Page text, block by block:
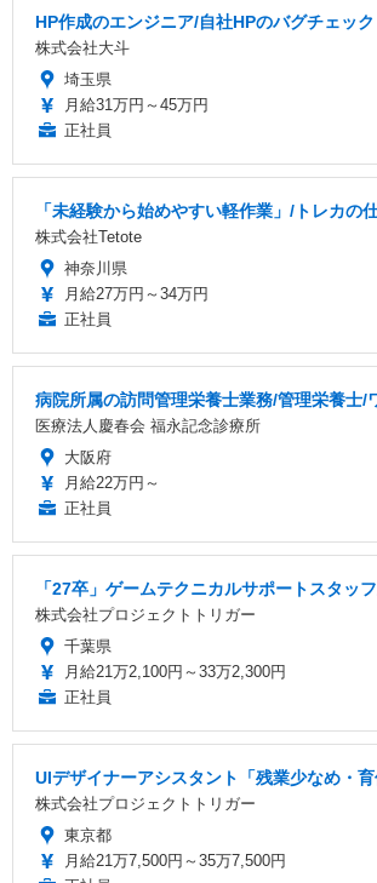
HP作成のエンジニア/自社HPのバグチェッ
株式会社大斗
埼玉県
月給31万円～45万円
正社員
「未経験から始めやすい軽作業」/トレカ
株式会社Tetote
神奈川県
月給27万円～34万円
正社員
病院所属の訪問管理栄養士業務/管理栄養士/
医療法人慶春会 福永記念診療所
大阪府
月給22万円～
正社員
「27卒」ゲームテクニカルサポートスタッ
株式会社プロジェクトトリガー
千葉県
月給21万2,100円～33万2,300円
正社員
UIデザイナーアシスタント「残業少なめ・
株式会社プロジェクトトリガー
東京都
月給21万7,500円～35万7,500円